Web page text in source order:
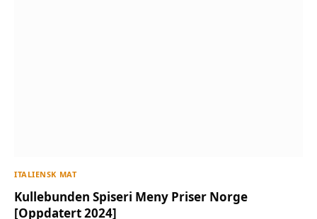
ITALIENSK MAT
Kullebunden Spiseri Meny Priser Norge
[Oppdatert 2024]